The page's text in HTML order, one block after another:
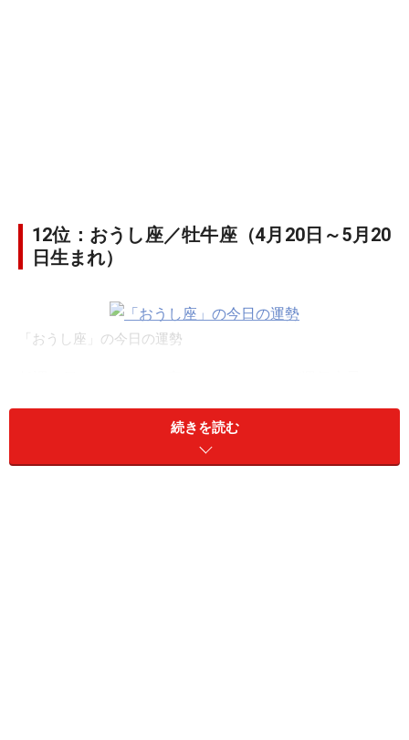
12位：おうし座／牡牛座（4月20日～5月20
日生まれ）
「おうし座」の今日の運勢
＞【12星座別】あなたの人生を好転させる“最良の人”と
続きを読む